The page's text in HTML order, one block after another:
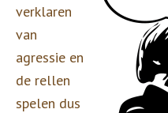
verklaren
van
agressie en
de rellen
spelen dus